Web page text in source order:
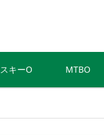
スキーO MTBO